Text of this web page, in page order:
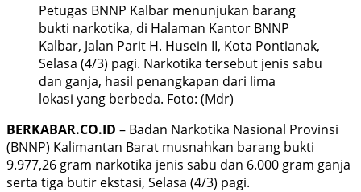
Petugas BNNP Kalbar menunjukan barang
bukti narkotika, di Halaman Kantor BNNP
Kalbar, Jalan Parit H. Husein II, Kota Pontianak,
Selasa (4/3) pagi. Narkotika tersebut jenis sabu
dan ganja, hasil penangkapan dari lima
lokasi yang berbeda. Foto: (Mdr)
BERKABAR.CO.ID – Badan Narkotika Nasional Provinsi
(BNNP) Kalimantan Barat musnahkan barang bukti
9.977,26 gram narkotika jenis sabu dan 6.000 gram ganja
serta tiga butir ekstasi, Selasa (4/3) pagi.